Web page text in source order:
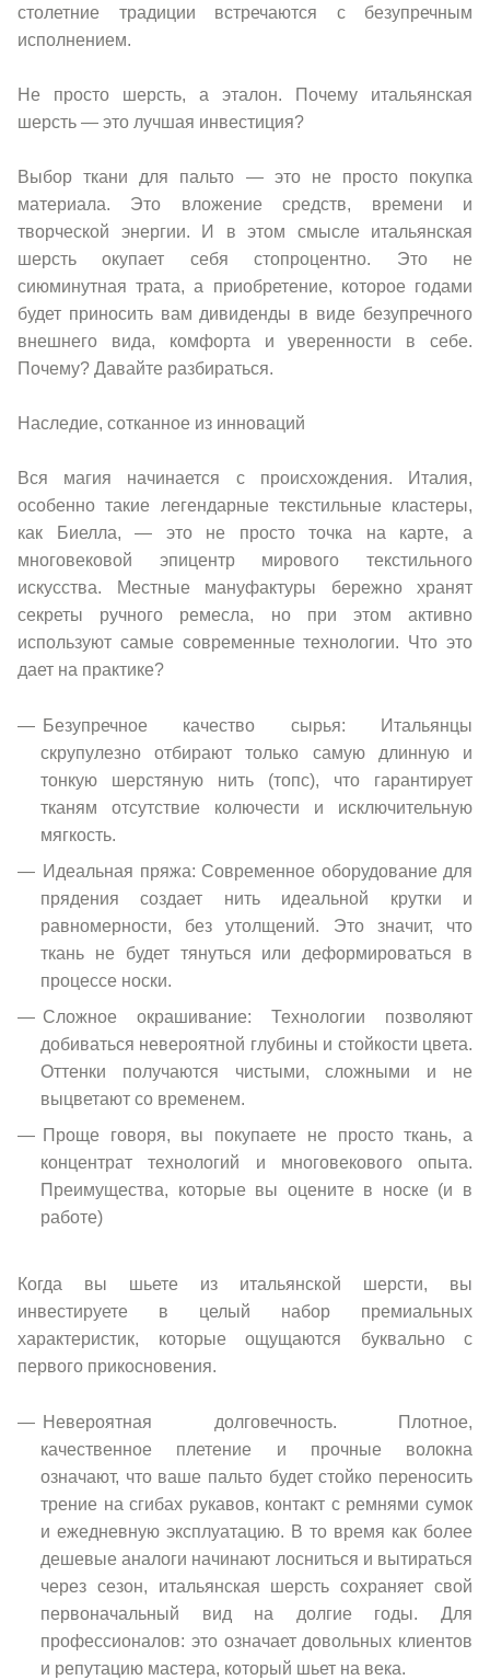
столетние традиции встречаются с безупречным
исполнением.
Не просто шерсть, а эталон. Почему итальянская
шерсть — это лучшая инвестиция?
Выбор ткани для пальто — это не просто покупка
материала. Это вложение средств, времени и
творческой энергии. И в этом смысле итальянская
шерсть окупает себя стопроцентно. Это не
сиюминутная трата, а приобретение, которое годами
будет приносить вам дивиденды в виде безупречного
внешнего вида, комфорта и уверенности в себе.
Почему? Давайте разбираться.
Наследие, сотканное из инноваций
Вся магия начинается с происхождения. Италия,
особенно такие легендарные текстильные кластеры,
как Биелла, — это не просто точка на карте, а
многовековой эпицентр мирового текстильного
искусства. Местные мануфактуры бережно хранят
секреты ручного ремесла, но при этом активно
используют самые современные технологии. Что это
дает на практике?
Безупречное качество сырья: Итальянцы
скрупулезно отбирают только самую длинную и
тонкую шерстяную нить (топс), что гарантирует
тканям отсутствие колючести и исключительную
мягкость.
Идеальная пряжа: Современное оборудование для
прядения создает нить идеальной крутки и
равномерности, без утолщений. Это значит, что
ткань не будет тянуться или деформироваться в
процессе носки.
Сложное окрашивание: Технологии позволяют
добиваться невероятной глубины и стойкости цвета.
Оттенки получаются чистыми, сложными и не
выцветают со временем.
Проще говоря, вы покупаете не просто ткань, а
концентрат технологий и многовекового опыта.
Преимущества, которые вы оцените в носке (и в
работе)
Когда вы шьете из итальянской шерсти, вы
инвестируете в целый набор премиальных
характеристик, которые ощущаются буквально с
первого прикосновения.
Невероятная долговечность. Плотное,
качественное плетение и прочные волокна
означают, что ваше пальто будет стойко переносить
трение на сгибах рукавов, контакт с ремнями сумок
и ежедневную эксплуатацию. В то время как более
дешевые аналоги начинают лосниться и вытираться
через сезон, итальянская шерсть сохраняет свой
первоначальный вид на долгие годы. Для
профессионалов: это означает довольных клиентов
и репутацию мастера, который шьет на века.